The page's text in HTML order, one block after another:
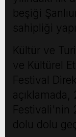
beşiği
sahipliği
Kültür ve
ve Kültürel
Festival
Festivali'nin
dolu dolu